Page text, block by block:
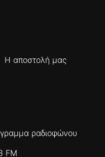
Η αποστολή μας
ραδιοφώνου
FM